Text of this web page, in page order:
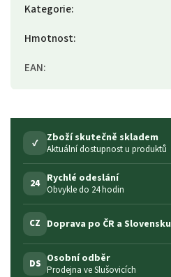
Kategorie:
Hmotnost:
EAN:
✓ Zboží skutečně skladem
Aktuální dostupnost u produktů
24 Rychlé odeslání
Obvykle do 24 hodin
CZ Doprava po ČR a Slovensku
DS Osobní odběr
Prodejna ve Slušovicích